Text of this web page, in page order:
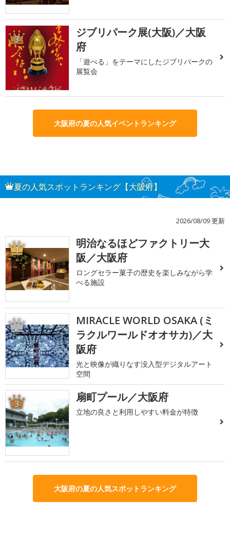
3
ジブリパーク展(大阪)／大阪
府
「遊べる」をテーマにしたジブリパークの
展覧会
大阪府の夏の人気イベントランキング
夏の人気スポットランキング【大阪府】
2026/08/09 更新
1
明治なるほどファクトリー大
阪／大阪府
ロングセラー菓子の歴史を楽しみながら学
べる施設
2
MIRACLE WORLD OSAKA (ミ
ラクルワールドオオサカ)／大
阪府
光と映像が織りなす没入型デジタルアート
空間
3 扇町プール／大阪府
立地の良さと利用しやすい料金が特徴
大阪府の夏の人気スポットランキング